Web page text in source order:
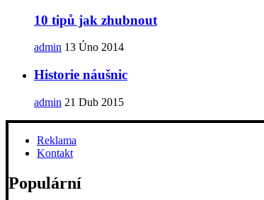
10 tipů jak zhubnout
admin 13 Úno 2014
Historie náušnic
admin 21 Dub 2015
Reklama
Kontakt
Populární